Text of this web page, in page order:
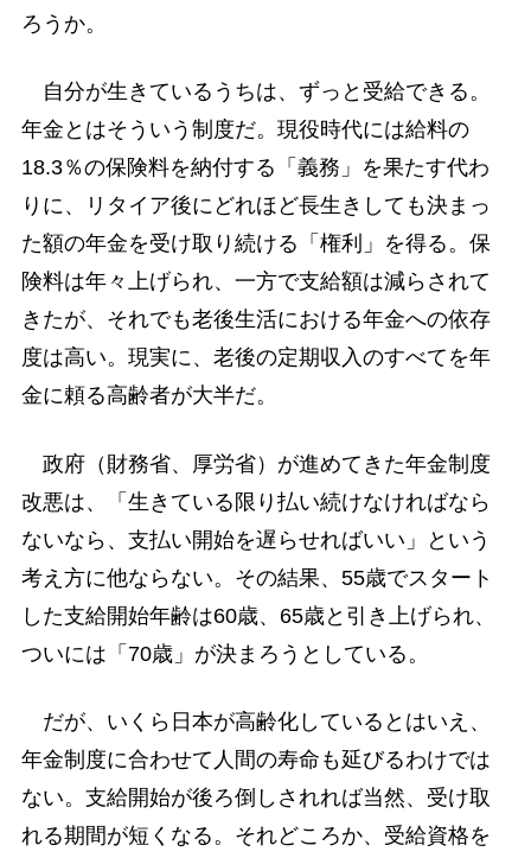
ろうか。
自分が生きているうちは、ずっと受給できる。
年金とはそういう制度だ。現役時代には給料の
18.3％の保険料を納付する「義務」を果たす代わ
りに、リタイア後にどれほど長生きしても決まっ
た額の年金を受け取り続ける「権利」を得る。保
険料は年々上げられ、一方で支給額は減らされて
きたが、それでも老後生活における年金への依存
度は高い。現実に、老後の定期収入のすべてを年
金に頼る高齢者が大半だ。
政府（財務省、厚労省）が進めてきた年金制度
改悪は、「生きている限り払い続けなければなら
ないなら、支払い開始を遅らせればいい」という
考え方に他ならない。その結果、55歳でスタート
した支給開始年齢は60歳、65歳と引き上げられ、
ついには「70歳」が決まろうとしている。
だが、いくら日本が高齢化しているとはいえ、
年金制度に合わせて人間の寿命も延びるわけでは
ない。支給開始が後ろ倒しされれば当然、受け取
れる期間が短くなる。それどころか、受給資格を